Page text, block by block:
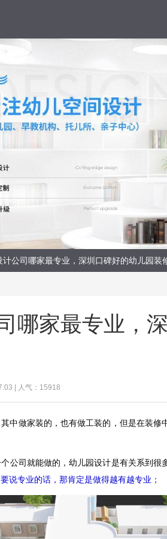
计公司哪家最专业，深圳口碑好的幼儿园装
哪家最专业，
| 人气：15918
中做家装的，也有做工装的，但是在装修
公司就能做的，幼儿园设计是有关系到很
说专业的话，那肯定是做得越有越专业；